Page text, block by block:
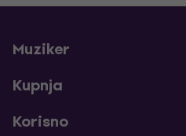
Muziker
Kupnja
Korisno